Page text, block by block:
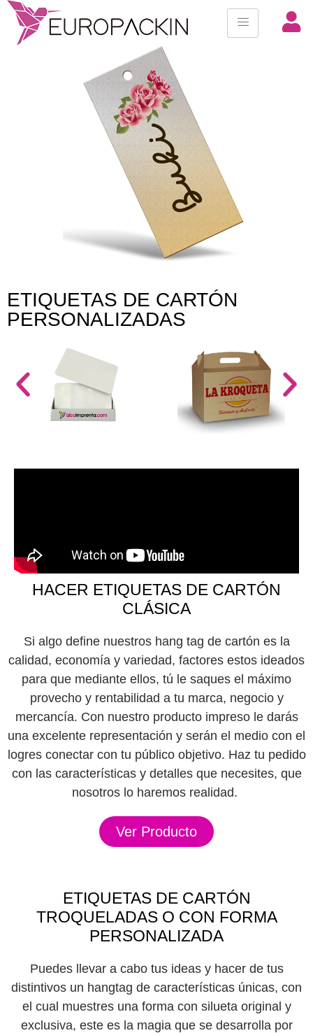
ETIQUETAS DE CARTÓN
PERSONALIZADAS
HACER ETIQUETAS DE CARTÓN
CLÁSICA
Si algo define nuestros hang tag de cartón es la
calidad, economía y variedad, factores estos ideados
para que mediante ellos, tú le saques el máximo
provecho y rentabilidad a tu marca, negocio y
mercancía. Con nuestro producto impreso le darás
una excelente representación y serán el medio con el
logres conectar con tu público objetivo. Haz tu pedido
con las características y detalles que necesites, que
nosotros lo haremos realidad.
Ver Producto
ETIQUETAS DE CARTÓN
TROQUELADAS O CON FORMA
PERSONALIZADA
Puedes llevar a cabo tus ideas y hacer de tus
distintivos un hangtag de características únicas, con
el cual muestres una forma con silueta original y
exclusiva, este es la magia que se desarrolla por